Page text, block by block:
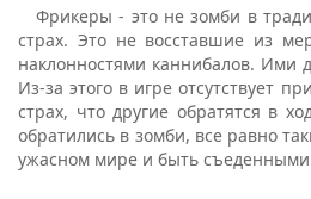
Фрикеры - это не зомби в
страх. Это не восставшие из
наклонностями каннибалов.
Из-за этого в игре отсутствует
страх, что другие обратятся в
обратились в зомби, все равно
ужасном мире и быть